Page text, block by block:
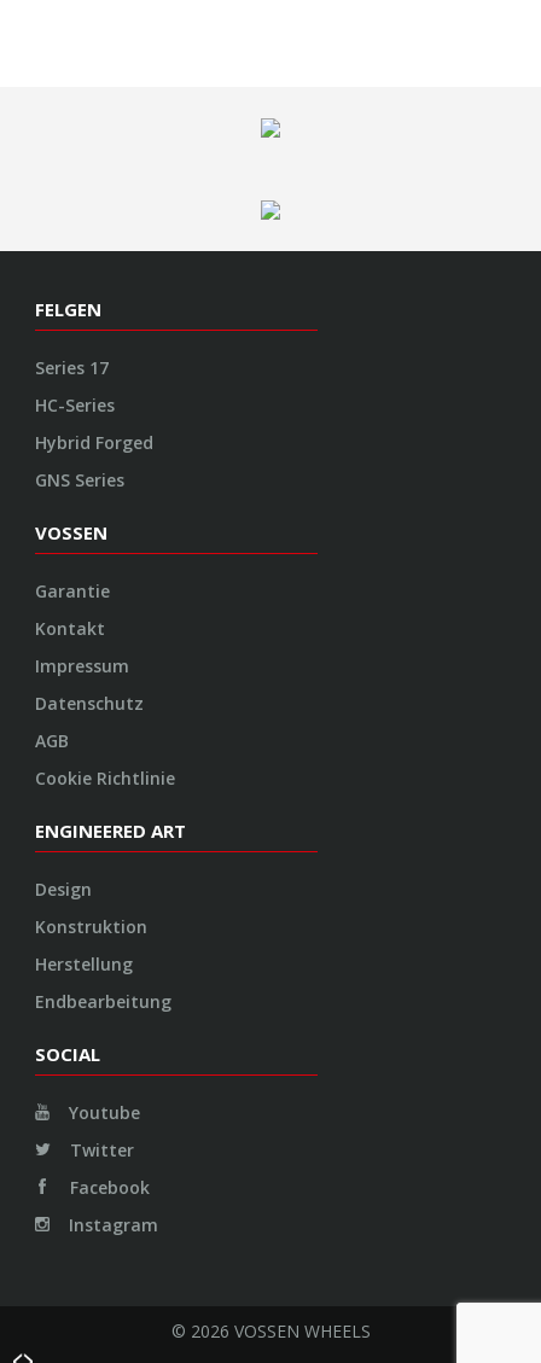
FELGEN
Series 17
HC-Series
Hybrid Forged
GNS Series
VOSSEN
Garantie
Kontakt
Impressum
Datenschutz
AGB
Cookie Richtlinie
ENGINEERED ART
Design
Konstruktion
Herstellung
Endbearbeitung
SOCIAL
Youtube
Twitter
Facebook
Instagram
© 2026 VOSSEN WHEELS